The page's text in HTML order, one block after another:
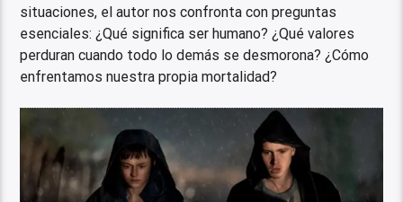
situaciones, el autor nos confronta con preguntas
esenciales: ¿Qué significa ser humano? ¿Qué valores
perduran cuando todo lo demás se desmorona? ¿Cómo
enfrentamos nuestra propia mortalidad?